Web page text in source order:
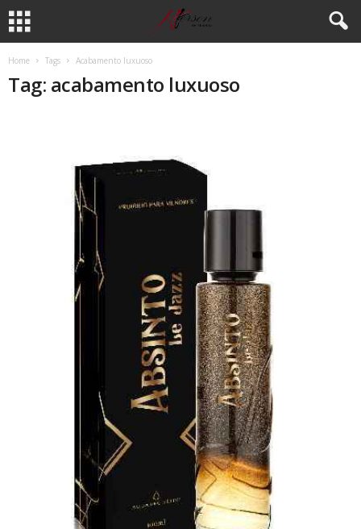
Home Tags Acabamento luxuoso
Tag: acabamento luxuoso